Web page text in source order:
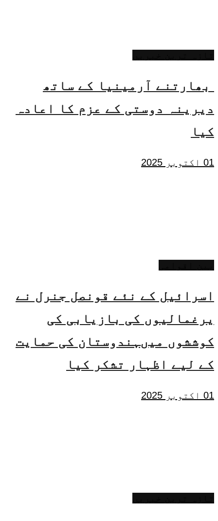
بھارتنے آرمینیا کے ساتھ
دیرینہ دوستی کے عزم کا اعادہ
کیا
01 اکتوبر 2025
اسرائیل کے نئے قونصل جنرل نے
یرغمالیوں کی بازیابی کی
کوششوں میںہندوستان کی حمایت
کے لیے اظہار تشکر کیا
01 اکتوبر 2025